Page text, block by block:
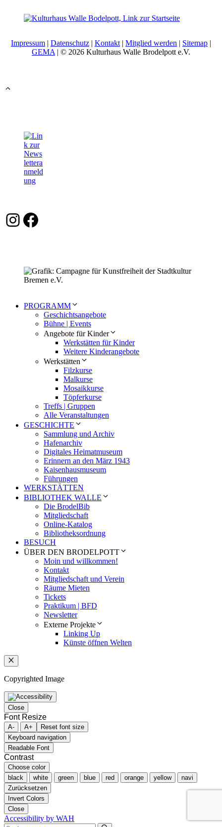
Impressum | Datenschutz | Kontakt | Mitglied werden | Sitemap |
GEMA | © 2026 Kulturhaus Walle Brodelpott e.V.
Instagram Facebook
PROGRAMM
Geschichtsangebote
Bühne | Events
Angebote für Kinder
Werkstätten für Kinder
Weitere Kinderangebote
Werkstätten
Filzkurse
Malkurse
Mosaikkurse
Töpferkurse
Treffs | Gruppen
Alle Veranstaltungen
GESCHICHTE
Sammlung und Archiv
Hafenarchiv
Digitales Heimatmuseum
Erinnern an den März 1943
Kaisenhausmuseum
Führungen
WERKSTÄTTEN
BIBLIOTHEK WALLE
Die BrodelBib
Mitgliedschaft
Online-Katalog
Bibliotheksordnung
BESUCH
ÜBER DEN BRODELPOTT
Moin und willkommen!
Kontakt
Mitgliedschaft und Verein
Räume Mieten
Tickets
Praktikum | BFD
Newsletter
Externe Projekte
Linking Up
Künste öffnen Welten
Schließen
Copyrighted Image
Close
Font Resize
A- A+
Reset font size
Keyboard navigation
Readable Font
Contrast
Choose color
black
white green blue red orange yellow
navi
Zurücksetzen
Invert Colors
Close
Accessibility by WAH